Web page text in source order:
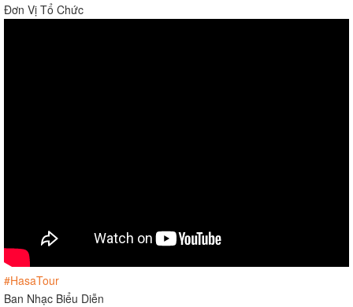
Đơn Vị Tổ Chức
#HasaTour
Ban Nhạc Biểu Diễn